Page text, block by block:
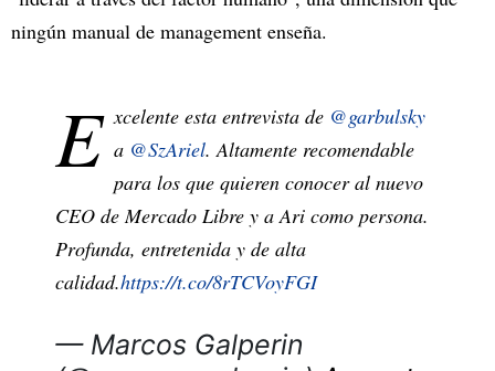
ningún manual de management enseña.
E xcelente esta entrevista de @garbulsky
a @SzAriel. Altamente recomendable
para los que quieren conocer al nuevo
CEO de Mercado Libre y a Ari como persona.
Profunda, entretenida y de alta
calidad.https://t.co/8rTCVoyFGI
— Marcos Galperin